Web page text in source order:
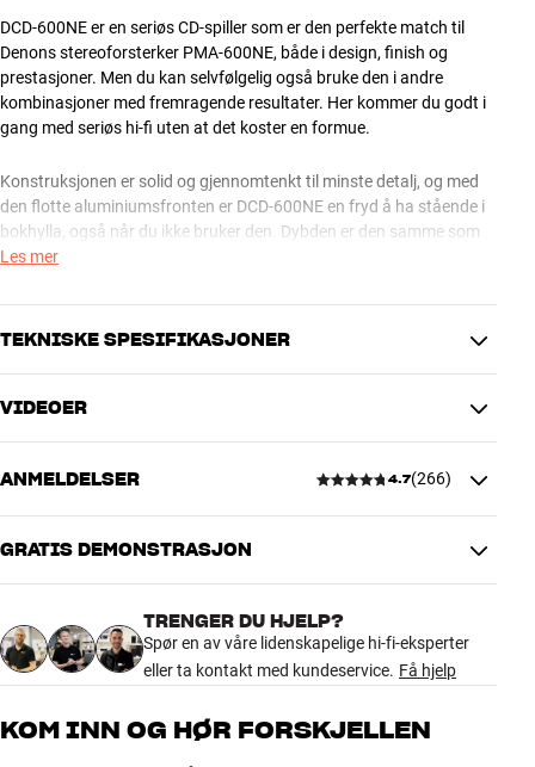
DCD-600NE er en seriøs CD-spiller som er den perfekte match til
Denons stereoforsterker PMA-600NE, både i design, finish og
prestasjoner. Men du kan selvfølgelig også bruke den i andre
kombinasjoner med fremragende resultater. Her kommer du godt i
gang med seriøs hi-fi uten at det koster en formue.
Konstruksjonen er solid og gjennomtenkt til minste detalj, og med
den flotte aluminiumsfronten er DCD-600NE en fryd å ha stående i
bokhylla, også når du ikke bruker den. Dybden er den samme som
på PMA-600NE, så forsterkeren kan uten problemer stå øverst, noe
DCD-600NE fås i Premium Silver eller sort aluminiumsfinish.
Les mer
TEKNISKE SPESIFIKASJONER
TILKOBLINGER
Utgang (annet)
D/A-konvertering lyd
32-bit/192 kHz
ENERGI
Strømforbruk i standby 0,3 watt
VIDEOER
ANMELDELSER 4.7(266)
4.7
266 anmeldelser
GRATIS DEMONSTRASJON
TRENGER DU HJELP?
Spør en av våre lidenskapelige hi-fi-eksperter
eller ta kontakt med kundeservice. Få hjelp
KOM INN OG HØR FORSKJELLEN